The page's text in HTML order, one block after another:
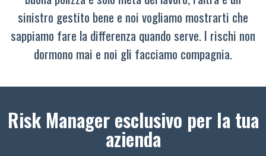
sinistro gestito bene e noi vogliamo mostrarti che
sappiamo fare la differenza quando serve. I rischi non
dormono mai e noi gli facciamo compagnia.
Risk Manager esclusivo per la tua
azienda